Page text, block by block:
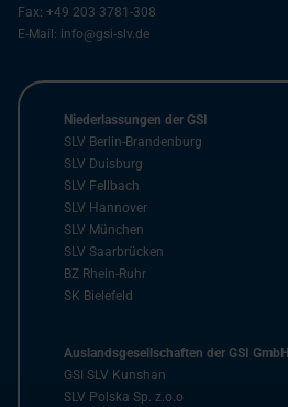
Fax: +49 203 3781-308
E-Mail: info@gsi-slv.de
Niederlassungen der GSI
SLV Berlin-Brandenburg
SLV Duisburg
SLV Fellbach
SLV Hannover
SLV München
SLV Saarbrücken
BZ Rhein-Ruhr
SK Bielefeld
Auslandsgesellschaften der GSI GmbH
GSI SLV Kunshan
SLV Polska Sp. z.o.o